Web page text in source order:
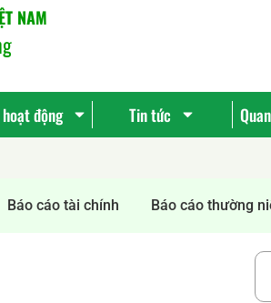
NAM
động Tin tức
Báo cáo tài chính Báo cáo thường